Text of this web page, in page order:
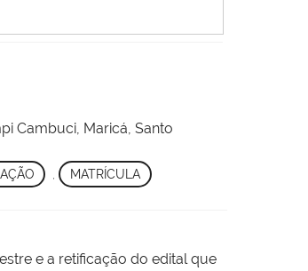
Cambuci, Maricá, Santo
, MATRÍCULA
e a retificação do edital que